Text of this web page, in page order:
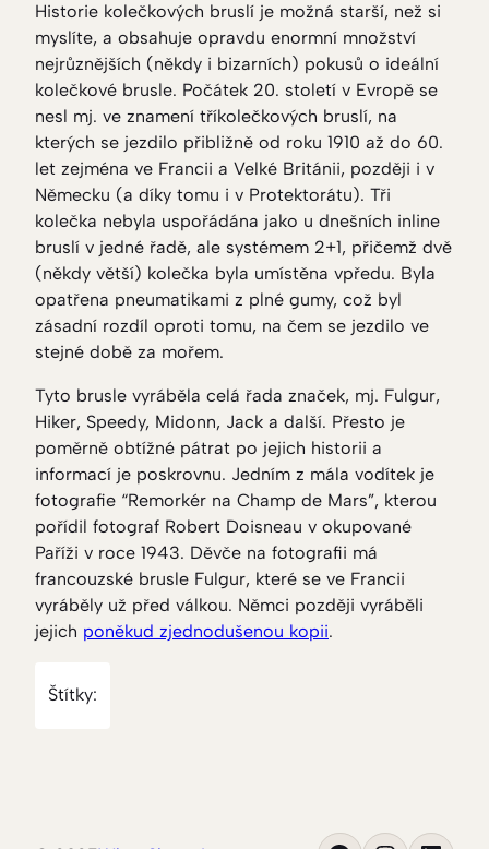
Historie kolečkových bruslí je možná starší, než si
myslíte, a obsahuje opravdu enormní množství
nejrůznějších (někdy i bizarních) pokusů o ideální
kolečkové brusle. Počátek 20. století v Evropě se
nesl mj. ve znamení tříkolečkových bruslí, na
kterých se jezdilo přibližně od roku 1910 až do 60.
let zejména ve Francii a Velké Británii, později i v
Německu (a díky tomu i v Protektorátu). Tři
kolečka nebyla uspořádána jako u dnešních inline
bruslí v jedné řadě, ale systémem 2+1, přičemž dvě
(někdy větší) kolečka byla umístěna vpředu. Byla
opatřena pneumatikami z plné gumy, což byl
zásadní rozdíl oproti tomu, na čem se jezdilo ve
stejné době za mořem.
Tyto brusle vyráběla celá řada značek, mj. Fulgur,
Hiker, Speedy, Midonn, Jack a další. Přesto je
poměrně obtížné pátrat po jejich historii a
informací je poskrovnu. Jedním z mála vodítek je
fotografie “Remorkér na Champ de Mars”, kterou
pořídil fotograf Robert Doisneau v okupované
Paříži v roce 1943. Děvče na fotografii má
francouzské brusle Fulgur, které se ve Francii
vyráběly už před válkou. Němci později vyráběli
jejich poněkud zjednodušenou kopii.
Štítky: